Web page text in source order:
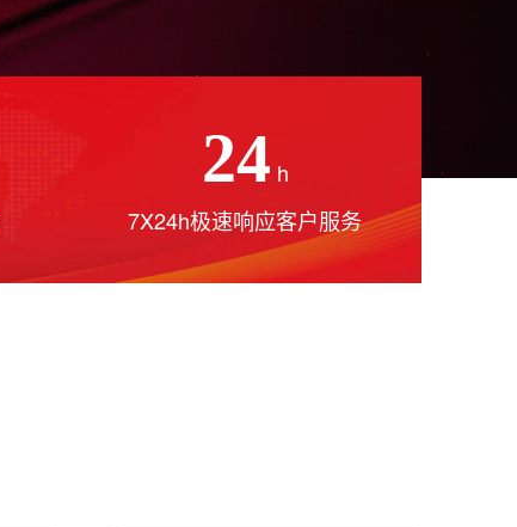
24 h
7X24h极速响应客户服务